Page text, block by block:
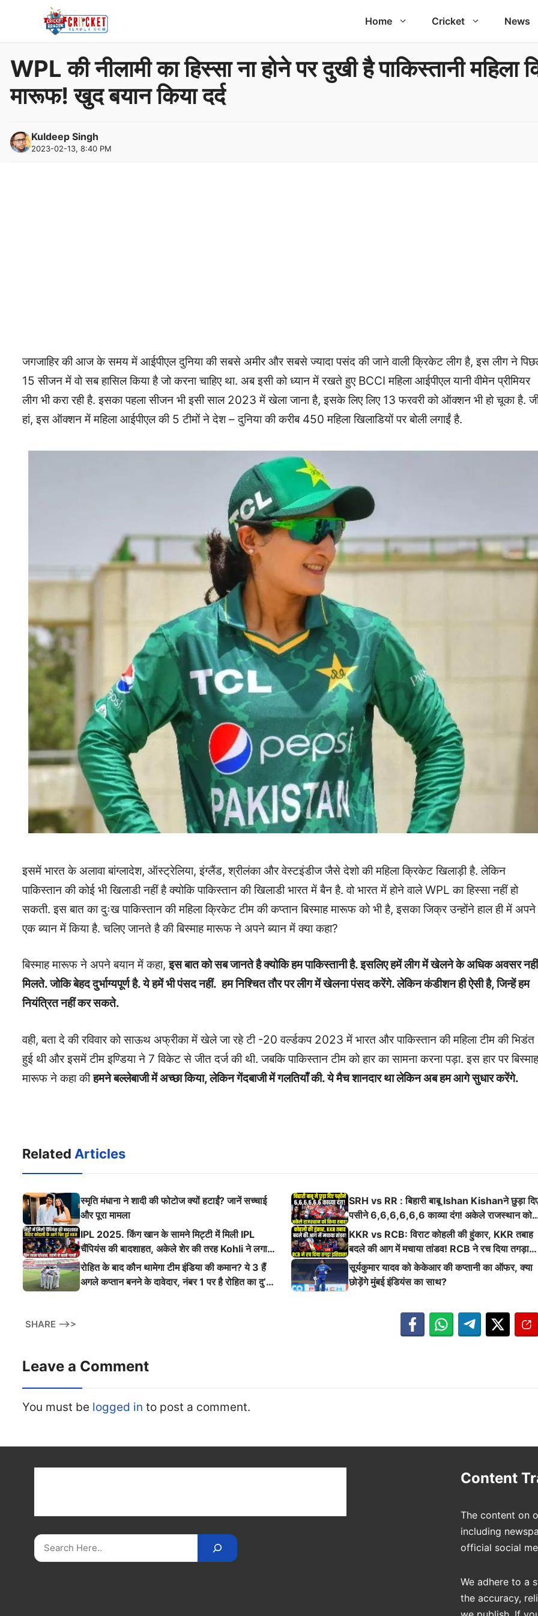
Home Cricket News
WPL की नीलामी का हिस्सा ना होने पर दुखी है पाकिस्तानी महिला
मारूफ! खुद बयान किया दर्द
Kuldeep Singh
2023-02-13, 8:40 PM
जगजाहिर की आज के समय में आईपीएल दुनिया की सबसे अमीर और सबसे ज्यादा पसंद की जाने वाली क्रिकेट लीग है, इस लीग ने
15 सीजन में वो सब हासिल किया है जो करना चाहिए था. अब इसी को ध्यान में रखते हुए BCCI महिला आईपीएल यानी वीमेन प्रीमियर
लीग भी करा रही है. इसका पहला सीजन भी इसी साल 2023 में खेला जाना है, इसके लिए लिए 13 फरवरी को ऑक्शन भी हो चूका है.
हां, इस ऑक्शन में महिला आईपीएल की 5 टीमों ने देश – दुनिया की करीब 450 महिला खिलाडियों पर बोली लगाईं है.
इसमें भारत के अलावा बांग्लादेश, ऑस्ट्रेलिया, इंग्लैंड, श्रीलंका और वेस्टइंडीज जैसे देशो की महिला क्रिकेट खिलाड़ी है. लेकिन
पाकिस्तान की कोई भी खिलाडी नहीं है क्योकि पाकिस्तान की खिलाडी भारत में बैन है. वो भारत में होने वाले WPL का हिस्सा नहीं हो
सकती. इस बात का दुःख पाकिस्तान की महिला क्रिकेट टीम की कप्तान बिस्माह मारूफ को भी है, इसका जिक्र उन्होंने हाल ही में अपने
एक ब्यान में किया है. चलिए जानते है की बिस्माह मारूफ ने अपने ब्यान में क्या कहा?
बिस्माह मारूफ ने अपने बयान में कहा,इस बात को सब जानते है क्योकि हम पाकिस्तानी है. इसलिए हमें लीग में खेलने के अधिक अवसर नहीं
मिलते. जोकि बेहद दुर्भाग्यपूर्ण है. ये हमें भी पंसद नहीं. हम निश्चित तौर पर लीग में खेलना पंसद करेंगे. लेकिन कंडीशन ही ऐसी है, जिन्हें हम
नियंत्रित नहीं कर सकते.
वही, बता दे की रविवार को साऊथ अफ्रीका में खेले जा रहे टी -20 वर्ल्डकप 2023 में भारत और पाकिस्तान की महिला टीम की भिडंत
हुई थी और इसमें टीम इण्डिया ने 7 विकेट से जीत दर्ज की थी. जबकि पाकिस्तान टीम को हार का सामना करना पड़ा. इस हार पर बिस्माह
मारूफ ने कहा कीहमने बल्लेबाजी में अच्छा किया, लेकिन गेंदबाजी में गलतियाँ की. ये मैच शानदार था लेकिन अब हम आगे सुधार करेंगे.
Related Articles
स्मृति मंधाना ने शादी की फोटोज क्यों हटाईं? जानें सच्चाई
और पूरा मामला
SRH vs RR : बिहारी बाबू Ishan Kishanने छुड़ा
पसीने 6,6,6,6,6,6 काव्या दंग! अकेले राजस्थान को
किया तबाह!
IPL 2025. किंग खान के सामने मिट्टी में मिली IPL
चैंपियंस की बादशाहत, अकेले शेर की तरह Kohli ने लगाई
ऐसी दहाड़
KKR vs RCB: विराट कोहली की हुंकार, KKR तबाह
बदले की आग में मचाया तांडव! RCB ने रच दिया तगड़ा
इतिहास
रोहित के बाद कौन थामेगा टीम इंडिया की कमान? ये 3 हैं
अगले कप्तान बनने के दावेदार, नंबर 1 पर है रोहित का दु’
सूर्यकुमार यादव को केकेआर की कप्तानी का ऑफर, क्या
छोड़ेंगे मुंबई इंडियंस का साथ?
SHARE -->>
Leave a Comment
You must be logged in to post a comment.
Search
Content
The content on
including
official social
We adhere to a
the accuracy,